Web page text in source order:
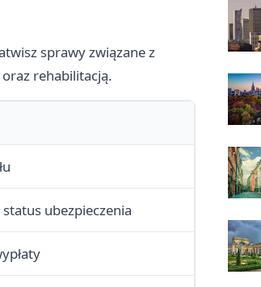
sprawy związane z
rehabilitacją.
status ubezpieczenia